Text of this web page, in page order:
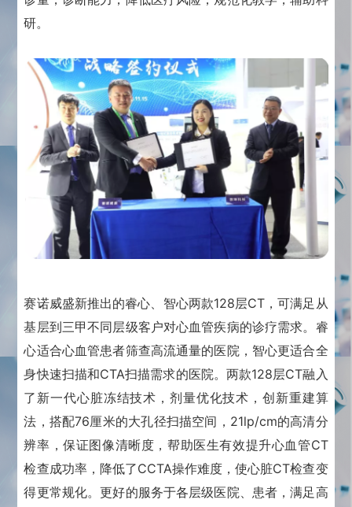
研。
赛诺威盛新推出的睿心、智心两款128层CT，可满足从
基层到三甲不同层级客户对心血管疾病的诊疗需求。 睿
心适合心血管患者筛查高流通量的医院，智心更适合全
身快速扫描和CTA扫描需求的医院。 两款128层CT融入
了新一代心脏冻结技术，剂量优化技术，创新重建算
法，搭配76厘米的大孔径扫描空间，21lp/cm的高清分
辨率，保证图像清晰度，帮助医生有效提升心血管CT
检查成功率，降低了CCTA操作难度，使心脏CT检查变
得更常规化。更好的服务于各层级医院、患者，满足高